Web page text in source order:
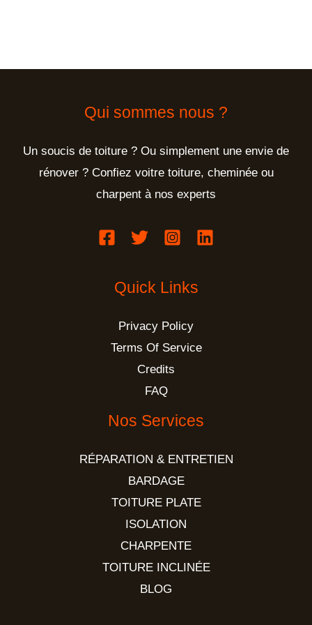
Qui sommes nous ?
Un soucis de toiture ? Ou simplement une envie de
rénover ? Confiez voitre toiture, cheminée ou
charpent à nos experts
Quick Links
Privacy Policy
Terms Of Service
Credits
FAQ
Nos Services
RÉPARATION & ENTRETIEN
BARDAGE
TOITURE PLATE
ISOLATION
CHARPENTE
TOITURE INCLINÉE
BLOG